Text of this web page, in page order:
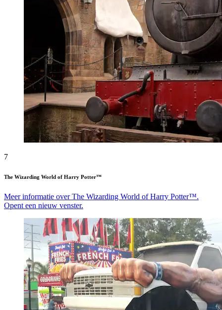
7
The Wizarding World of Harry Potter™
Meer informatie over The Wizarding World of Harry Potter™.
Opent een nieuw venster.